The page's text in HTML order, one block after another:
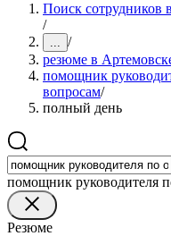
Поиск сотрудников
/
... /
резюме в
помощник
вопросам/
полный день
помощник руководителя
Резюме